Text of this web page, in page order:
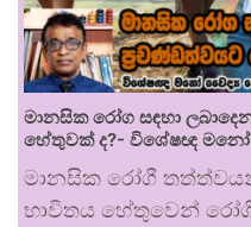
මානසික රෝග සඳහා
හේතුවක් ද?- විශේෂඥ
මානසික රෝගී
භාවිතය හේතුවෙන්